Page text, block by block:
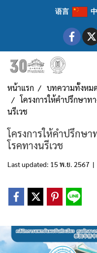
语言
หน้าแรก บทความทั้งหม
โครงการให้คำปรึกษา
นรีเวช
โครงการให้คำปรึกษ
โรคทางนรีเวช
Last updated: 15 พ.ย. 2567 |